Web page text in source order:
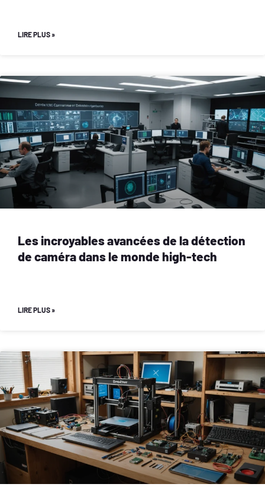
LIRE PLUS »
Les incroyables avancées de la détection
de caméra dans le monde high-tech
LIRE PLUS »